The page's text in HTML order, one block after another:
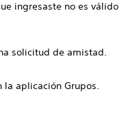
ingresaste no es válido
solicitud de amistad.
la aplicación Grupos.